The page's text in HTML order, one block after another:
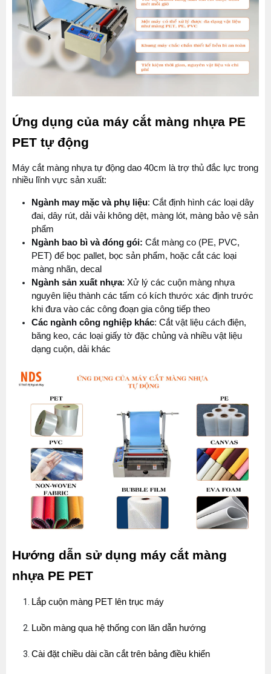
Ứng dụng của máy cắt màng nhựa PE
PET tự động
Máy cắt màng nhựa tự động dao 40cm là trợ thủ đắc lực trong
nhiều lĩnh vực sản xuất:
Ngành may mặc và phụ liệu: Cắt định hình các loại dây
đai, dây rút, dải vải không dệt, màng lót, màng bảo vệ sản
phẩm
Ngành bao bì và đóng gói: Cắt màng co (PE, PVC,
PET) để bọc pallet, bọc sản phẩm, hoặc cắt các loại
màng nhãn, decal
Ngành sản xuất nhựa: Xử lý các cuộn màng nhựa
nguyên liệu thành các tấm có kích thước xác định trước
khi đưa vào các công đoạn gia công tiếp theo
Các ngành công nghiệp khác: Cắt vật liệu cách điện,
băng keo, các loại giấy tờ đặc chủng và nhiều vật liệu
dạng cuộn, dải khác
Hướng dẫn sử dụng máy cắt màng
nhựa PE PET
Lắp cuộn màng PET lên trục máy
Luồn màng qua hệ thống con lăn dẫn hướng
Cài đặt chiều dài cần cắt trên bảng điều khiển